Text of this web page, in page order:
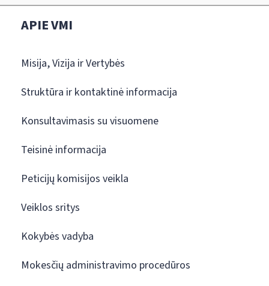
APIE VMI
Misija, Vizija ir Vertybės
Struktūra ir kontaktinė informacija
Konsultavimasis su visuomene
Teisinė informacija
Peticijų komisijos veikla
Veiklos sritys
Kokybės vadyba
Mokesčių administravimo procedūros